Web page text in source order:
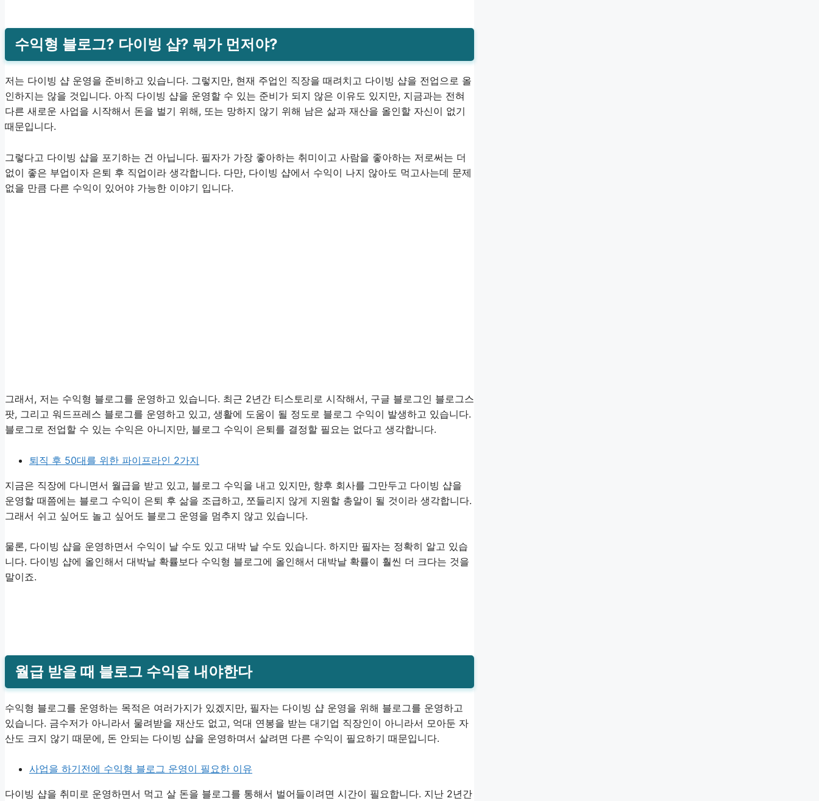
수익형 블로그? 다이빙 샵? 뭐가 먼저야?
저는 다이빙 샵 운영을 준비하고 있습니다. 그렇지만, 현재 주업인 직장을 때려치고 다이빙 샵을 전업으로 올
인하지는 않을 것입니다. 아직 다이빙 샵을 운영할 수 있는 준비가 되지 않은 이유도 있지만, 지금과는 전혀
다른 새로운 사업을 시작해서 돈을 벌기 위해, 또는 망하지 않기 위해 남은 삶과 재산을 올인할 자신이 없기
때문입니다.
그렇다고 다이빙 샵을 포기하는 건 아닙니다. 필자가 가장 좋아하는 취미이고 사람을 좋아하는 저로써는 더
없이 좋은 부업이자 은퇴 후 직업이라 생각합니다. 다만, 다이빙 샵에서 수익이 나지 않아도 먹고사는데 문제
없을 만큼 다른 수익이 있어야 가능한 이야기 입니다.
그래서, 저는 수익형 블로그를 운영하고 있습니다. 최근 2년간 티스토리로 시작해서, 구글 블로그인 블로그스
팟, 그리고 워드프레스 블로그를 운영하고 있고, 생활에 도움이 될 정도로 블로그 수익이 발생하고 있습니다.
블로그로 전업할 수 있는 수익은 아니지만, 블로그 수익이 은퇴를 결정할 필요는 없다고 생각합니다.
퇴직 후 50대를 위한 파이프라인 2가지
지금은 직장에 다니면서 월급을 받고 있고, 블로그 수익을 내고 있지만, 향후 회사를 그만두고 다이빙 샵을
운영할 때쯤에는 블로그 수익이 은퇴 후 삶을 조급하고, 쪼들리지 않게 지원할 총알이 될 것이라 생각합니다.
그래서 쉬고 싶어도 놀고 싶어도 블로그 운영을 멈추지 않고 있습니다.
물론, 다이빙 샵을 운영하면서 수익이 날 수도 있고 대박 날 수도 있습니다. 하지만 필자는 정확히 알고 있습
니다. 다이빙 샵에 올인해서 대박날 확률보다 수익형 블로그에 올인해서 대박날 확률이 훨씬 더 크다는 것을
말이죠.
월급 받을 때 블로그 수익을 내야한다
수익형 블로그를 운영하는 목적은 여러가지가 있겠지만, 필자는 다이빙 샵 운영을 위해 블로그를 운영하고
있습니다. 금수저가 아니라서 물려받을 재산도 없고, 억대 연봉을 받는 대기업 직장인이 아니라서 모아둔 자
산도 크지 않기 때문에, 돈 안되는 다이빙 샵을 운영하며서 살려면 다른 수익이 필요하기 때문입니다.
사업을 하기전에 수익형 블로그 운영이 필요한 이유
다이빙 샵을 취미로 운영하면서 먹고 살 돈을 블로그를 통해서 벌어들이려면 시간이 필요합니다. 지난 2년간